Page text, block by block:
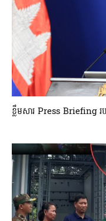
ខ្លឹមសារ Press Briefing រប